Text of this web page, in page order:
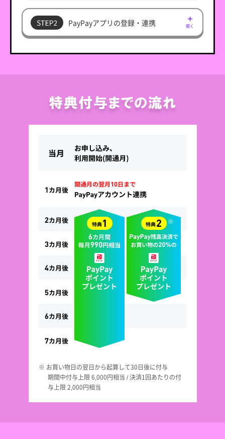
PayPayアプリの登録・連携 開く
※ お買い物日の翌日から起算して30日後に付与
期間中付与上限 6,000円相当 / 決済1回あたりの付
与上限 2,000円相当